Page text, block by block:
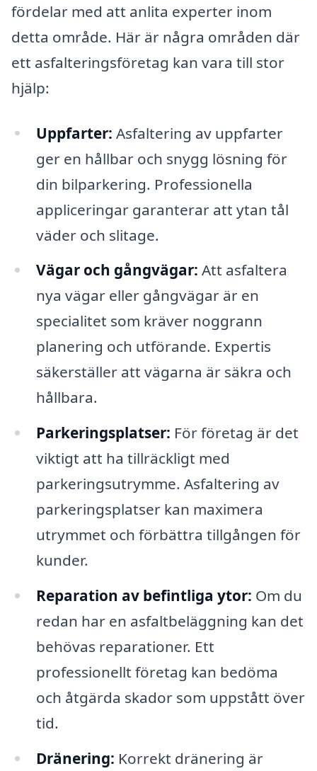
fördelar med att anlita experter inom
detta område. Här är några områden där
ett asfalteringsföretag kan vara till stor
hjälp:
Uppfarter: Asfaltering av uppfarter
ger en hållbar och snygg lösning för
din bilparkering. Professionella
appliceringar garanterar att ytan tål
väder och slitage.
Vägar och gångvägar: Att asfaltera
nya vägar eller gångvägar är en
specialitet som kräver noggrann
planering och utförande. Expertis
säkerställer att vägarna är säkra och
hållbara.
Parkeringsplatser: För företag är det
viktigt att ha tillräckligt med
parkeringsutrymme. Asfaltering av
parkeringsplatser kan maximera
utrymmet och förbättra tillgången för
kunder.
Reparation av befintliga ytor: Om du
redan har en asfaltbeläggning kan det
behövas reparationer. Ett
professionellt företag kan bedöma
och åtgärda skador som uppstått över
tid.
Dränering: Korrekt dränering är